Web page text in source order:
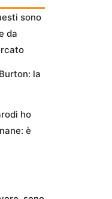
sono
da
la
ho
è